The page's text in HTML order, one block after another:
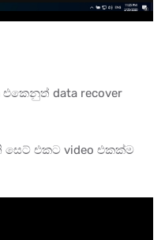
data recover
සෙට් එකට video එකක්ම